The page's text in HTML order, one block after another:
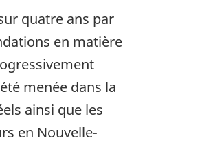
quatre ans par
en matière
menée dans la
ainsi que les
en Nouvelle­